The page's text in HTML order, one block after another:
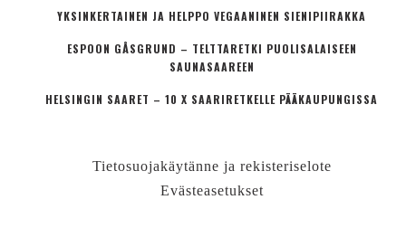
YKSINKERTAINEN JA HELPPO VEGAANINEN SIENIPIIRAKKA
ESPOON GÅSGRUND – TELTTARETKI PUOLISALAISEEN
SAUNASAAREEN
HELSINGIN SAARET – 10 X SAARIRETKELLE PÄÄKAUPUNGISSA
Tietosuojakäytänne ja rekisteriselote
Evästeasetukset